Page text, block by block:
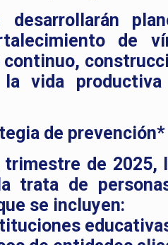
desarrollarán
de
vida
de prevención*
trimestre de
trata de
se incluyen: